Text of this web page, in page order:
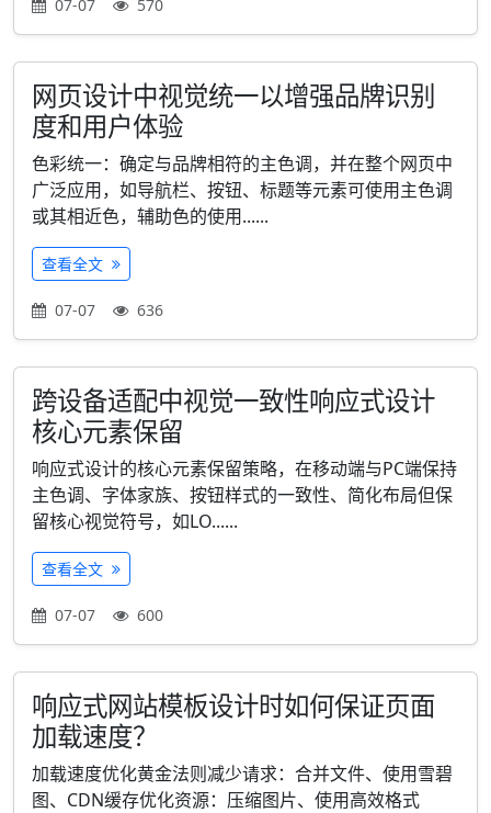
07-07 570
网页设计中视觉统一以增强品牌识别
度和用户体验
色彩统一：确定与品牌相符的主色调，并在整个网页中
广泛应用，如导航栏、按钮、标题等元素可使用主色调
或其相近色，辅助色的使用......
查看全文
07-07 636
跨设备适配中视觉一致性响应式设计
核心元素保留
响应式设计的核心元素保留策略，在移动端与PC端保持
主色调、字体家族、按钮样式的一致性、简化布局但保
留核心视觉符号，如LO......
查看全文
07-07 600
响应式网站模板设计时如何保证页面
加载速度？
加载速度优化黄金法则减少请求：合并文件、使用雪碧
图、CDN缓存优化资源：压缩图片、使用高效格式